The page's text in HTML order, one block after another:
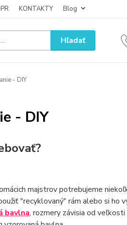
KONTAKTY Blog
Hľadať
- DIY
- DIY
majstrov potrebujeme
"recyklovaný" rám alebo si ho
bavlna, rozmery závisia od